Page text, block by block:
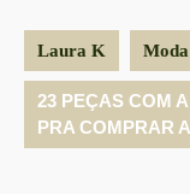
Laura K Moda
23 PEÇAS COM
PRA COMPRAR